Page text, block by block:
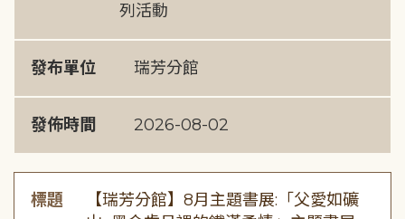
列活動
發布單位 瑞芳分館
發佈時間 2026-08-02
標題
【瑞芳分館】8月主題書展:「父愛如礦